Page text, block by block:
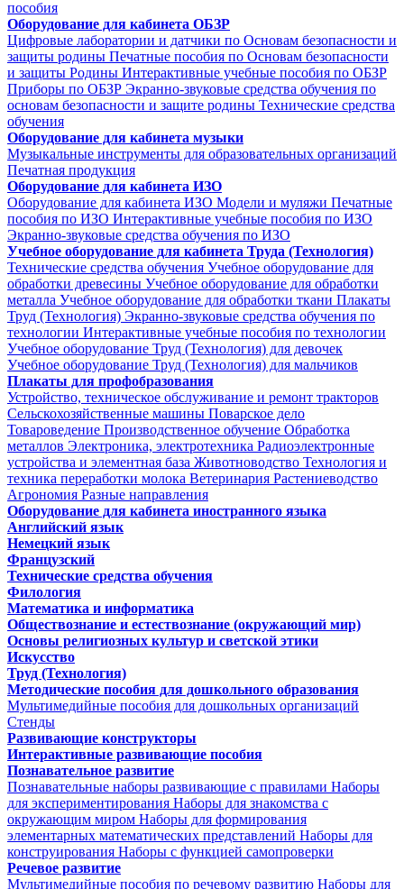
пособия
Оборудование для кабинета ОБЗР
Цифровые лаборатории и датчики по Основам безопасности и
защиты родины Печатные пособия по Основам безопасности
и защиты Родины Интерактивные учебные пособия по ОБЗР
Приборы по ОБЗР Экранно-звуковые средства обучения по
основам безопасности и защите родины Технические средства
обучения
Оборудование для кабинета музыки
Музыкальные инструменты для образовательных организаций
Печатная продукция
Оборудование для кабинета ИЗО
Оборудование для кабинета ИЗО Модели и муляжи Печатные
пособия по ИЗО Интерактивные учебные пособия по ИЗО
Экранно-звуковые средства обучения по ИЗО
Учебное оборудование для кабинета Труда (Технология)
Технические средства обучения Учебное оборудование для
обработки древесины Учебное оборудование для обработки
металла Учебное оборудование для обработки ткани Плакаты
Труд (Технология) Экранно-звуковые средства обучения по
технологии Интерактивные учебные пособия по технологии
Учебное оборудование Труд (Технология) для девочек
Учебное оборудование Труд (Технология) для мальчиков
Плакаты для профобразования
Устройство, техническое обслуживание и ремонт тракторов
Сельскохозяйственные машины Поварское дело
Товароведение Производственное обучение Обработка
металлов Электроника, электротехника Радиоэлектронные
устройства и элементная база Животноводство Технология и
техника переработки молока Ветеринария Растениеводство
Агрономия Разные направления
Оборудование для кабинета иностранного языка
Английский язык
Немецкий язык
Французский
Технические средства обучения
Филология
Математика и информатика
Обществознание и естествознание (окружающий мир)
Основы религиозных культур и светской этики
Искусство
Труд (Технология)
Методические пособия для дошкольного образования
Мультимедийные пособия для дошкольных организаций
Стенды
Развивающие конструкторы
Интерактивные развивающие пособия
Познавательное развитие
Познавательные наборы развивающие с правилами Наборы
для экспериментирования Наборы для знакомства с
окружающим миром Наборы для формирования
элементарных математических представлений Наборы для
конструирования Наборы с функцией самопроверки
Речевое развитие
Мультимедийные пособия по речевому развитию Наборы для